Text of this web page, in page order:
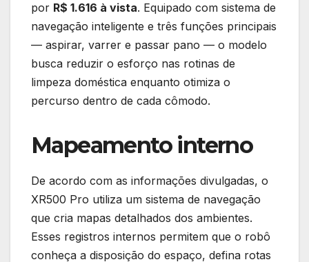
por R$ 1.616 à vista. Equipado com sistema de
navegação inteligente e três funções principais
— aspirar, varrer e passar pano — o modelo
busca reduzir o esforço nas rotinas de
limpeza doméstica enquanto otimiza o
percurso dentro de cada cômodo.
Mapeamento interno
De acordo com as informações divulgadas, o
XR500 Pro utiliza um sistema de navegação
que cria mapas detalhados dos ambientes.
Esses registros internos permitem que o robô
conheça a disposição do espaço, defina rotas